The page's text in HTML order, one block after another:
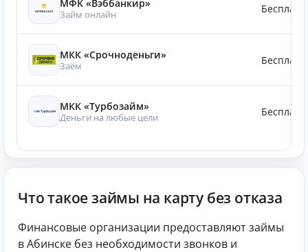
МФК «Вэббанкир»
Займ онлайн
МКК «Срочноденьги»
Заём
МКК «Турбозайм»
Деньги на любые цели
Что такое займы на карту без отказа
Финансовые организации предоставляют займы
в Абинске без необходимости звонков и